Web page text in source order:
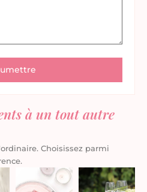
à un tout autre
Choisissez parmi